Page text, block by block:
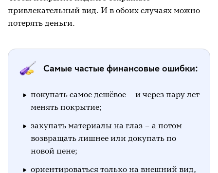
привлекательный вид. И в обоих случаях можно
потерять деньги.
Самые частые финансовые ошибки:
покупать самое дешёвое – и через пару лет
менять покрытие;
закупать материалы на глаз – а потом
возвращать лишнее или докупать по
новой цене;
ориентироваться только на внешний вид,